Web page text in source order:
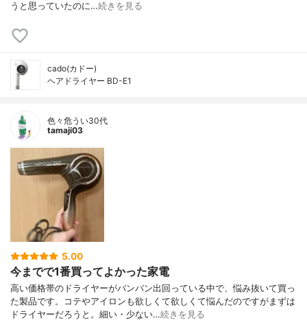
うと思っていたのに…続きを見る
cado(カドー)
ヘアドライヤー BD-E1
色々危うい30代
tamaji03
5.00
今までで1番買ってよかった家電
高い価格帯のドライヤーがバンバン出回っている中で、悩み抜いて買っ
た製品です。コテやアイロンも欲しくて欲しくて悩んだのですがまずは
ドライヤーだろうと。細い・少ない…続きを見る